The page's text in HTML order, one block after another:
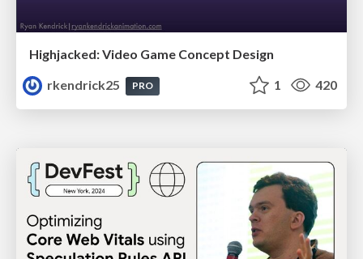
Highjacked: Video Game Concept Design
rkendrick25
PRO 1 420